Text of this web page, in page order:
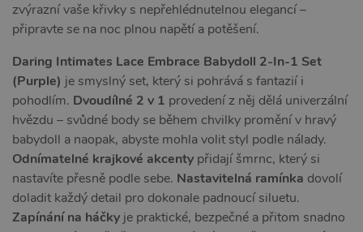
zvýrazní vaše křivky s nepřehlédnutelnou elegancí –
připravte se na noc plnou napětí a potěšení.
Daring Intimates Lace Embrace Babydoll 2-In-1 Set
(Purple) je smyslný set, který si pohrává s fantazií i
pohodlím. Dvoudílné 2 v 1 provedení z něj dělá univerzální
hvězdu – svůdné body se během chvilky promění v hravý
babydoll a naopak, abyste mohla volit styl podle nálady.
Odnímatelné krajkové akcenty přidají šmrnc, který si
nastavíte přesně podle sebe. Nastavitelná ramínka dovolí
doladit každý detail pro dokonale padnoucí siluetu.
Zapínání na háčky je praktické, bezpečné a přitom snadno